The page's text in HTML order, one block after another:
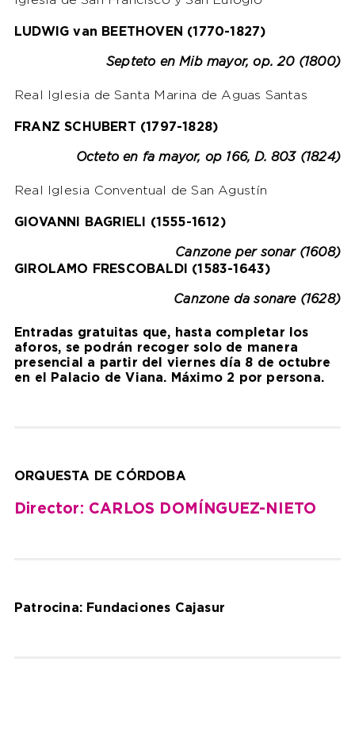
LUDWIG van BEETHOVEN (1770-1827)
Septeto en Mib mayor, op. 20 (1800)
Real Iglesia de Santa Marina de Aguas Santas
FRANZ SCHUBERT (1797-1828)
Octeto en fa mayor, op 166, D. 803 (1824)
Real Iglesia Conventual de San Agustín
GIOVANNI BAGRIELI (1555-1612)
Canzone per sonar (1608)
GIROLAMO FRESCOBALDI (1583-1643)
Canzone da sonare (1628)
Entradas gratuitas que, hasta completar los
aforos, se podrán recoger solo de manera
presencial a partir del viernes día 8 de octubre
en el Palacio de Viana. Máximo 2 por persona.
ORQUESTA DE CÓRDOBA
Director: CARLOS DOMÍNGUEZ-NIETO
Patrocina: Fundaciones Cajasur